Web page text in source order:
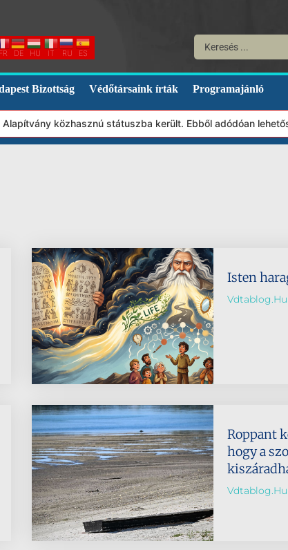
FR DE HU IT RU ES
Bizottság Védőtársaink írták Programajánló
közhasznú státuszba került. Ebből adódóan
Isten
Vdtablog.hu
Roppant
hogy a
Vdtablog.hu